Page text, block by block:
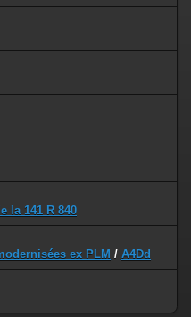
la 141 R 840
ex PLM / A4Dd